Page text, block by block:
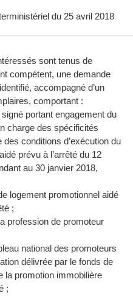
du 25 avril 2018
sont tenus de
compétent, une demande
accompagné d’un
comportant :
portant engagement du
charge des spécificités
conditions d’exécution du
prévu à l’arrêté du 12
au 30 janvier 2018,
logement promotionnel aidé
;
profession de promoteur
national des promoteurs
délivrée par le fonds de
la promotion immobilière
;